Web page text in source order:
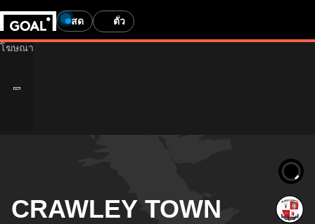
สด ตั๋ว
CRAWLEY TOWN